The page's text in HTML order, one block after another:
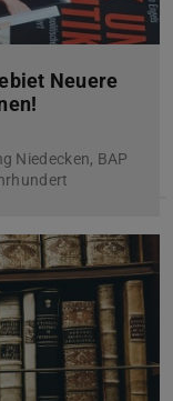
Neuere
Niedecken, BAP